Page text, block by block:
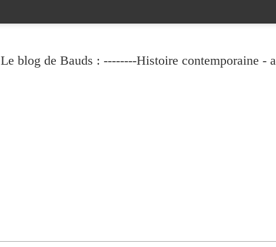
Le blog de Bauds : --------Histoire contemporaine -